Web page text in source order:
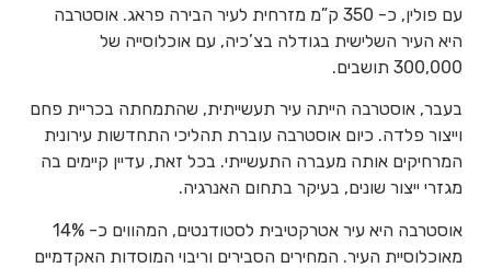
עם פולין, כ- 350 ק”מ מזרחית לעיר הבירה פראג. אוסטרבה
היא העיר השלישית בגודלה בצ’כיה, עם אוכלוסייה של
300,000 תושבים.
בעבר, אוסטרבה הייתה עיר תעשייתית, שהתמחתה בכריית פחם
וייצור פלדה. כיום אוסטרבה עוברת תהליכי התחדשות עירונית
המרחיקים אותה מעברה התעשייתי. בכל זאת, עדיין קיימים בה
מגזרי ייצור שונים, בעיקר בתחום האנרגיה.
אוסטרבה היא עיר אטרקטיבית לסטודנטים, המהווים כ- 14%
מאוכלוסיית העיר. המחירים הסבירים וריבוי המוסדות האקדמיים